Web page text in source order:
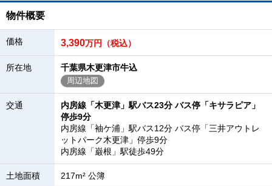
物件概要
価格 3,390万円（税込）
所在地 千葉県木更津市牛込
周辺地図
交通
内房線「木更津」駅バス23分 バス停「キサラピア」
停歩9分
内房線「袖ケ浦」駅バス12分 バス停「三井アウトレ
ットパーク木更津」停歩9分
内房線「巌根」駅徒歩49分
土地面積 217m² 公簿